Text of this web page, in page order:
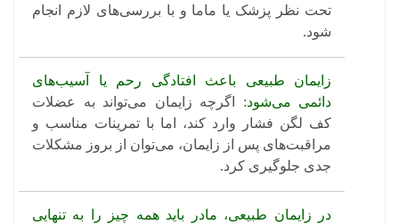
تحت نظر پزشک یا ماما و با بررسی‌های لازم انجام
شود.
زایمان طبیعی باعث افتادگی رحم یا آسیب‌های
دائمی می‌شود: اگرچه زایمان می‌تواند به عضلات
کف لگن فشار وارد کند، اما با تمرینات مناسب و
مراقبت‌های پس از زایمان، می‌توان از بروز مشکلات
جدی جلوگیری کرد. ​
در زایمان طبیعی، مادر باید همه چیز را به تنهایی